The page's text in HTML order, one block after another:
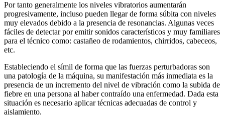
Por tanto generalmente los niveles vibratorios aumentarán
progresivamente, incluso pueden llegar de forma súbita con niveles
muy elevados debido a la presencia de resonancias. Algunas veces
fáciles de detectar por emitir sonidos característicos y muy familiares
para el técnico como: castañeo de rodamientos, chirridos, cabeceos,
etc.
Estableciendo el símil de forma que las fuerzas perturbadoras son
una patología de la máquina, su manifestación más inmediata es la
presencia de un incremento del nivel de vibración como la subida de
fiebre en una persona al haber contraído una enfermedad. Dada esta
situación es necesario aplicar técnicas adecuadas de control y
aislamiento.